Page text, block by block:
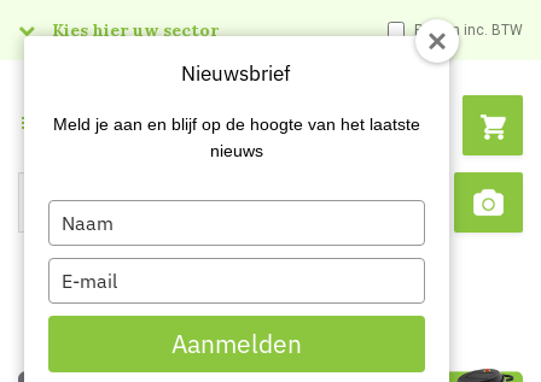
Kies hier uw sector Prijzen inc. BTW
Search
Menu
Nieuwsbrief
Meld je aan en blijf op de hoogte van het laatste
nieuws
Type
your
name
Type
your
email
Aanmelden